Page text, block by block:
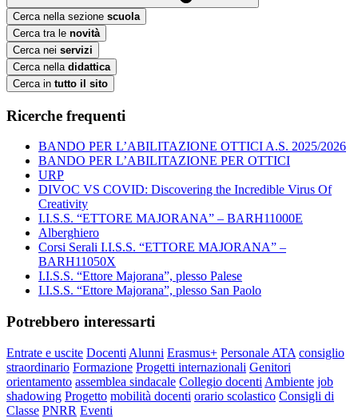
Cerca nella sezione scuola
Cerca tra le novità
Cerca nei servizi
Cerca nella didattica
Cerca in tutto il sito
Ricerche frequenti
BANDO PER L’ABILITAZIONE OTTICI A.S. 2025/2026
BANDO PER L’ABILITAZIONE PER OTTICI
URP
DIVOC VS COVID: Discovering the Incredible Virus Of
Creativity
I.I.S.S. “ETTORE MAJORANA” – BARH11000E
Alberghiero
Corsi Serali I.I.S.S. “ETTORE MAJORANA” –
BARH11050X
I.I.S.S. “Ettore Majorana”, plesso Palese
I.I.S.S. “Ettore Majorana”, plesso San Paolo
Potrebbero interessarti
Entrate e uscite Docenti Alunni Erasmus+ Personale ATA consiglio
straordinario Formazione Progetti internazionali Genitori
orientamento assemblea sindacale Collegio docenti Ambiente job
shadowing Progetto mobilità docenti orario scolastico Consigli di
Classe PNRR Eventi